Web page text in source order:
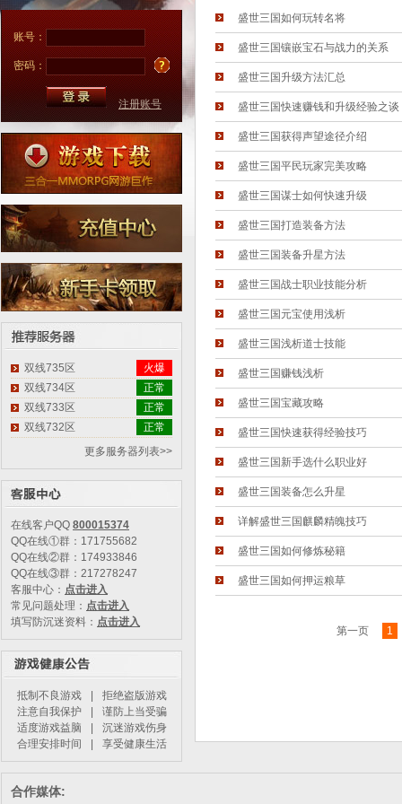
账号：
密码：
注册账号
火爆
双线735区
正常
双线734区
正常
双线733区
正常
双线732区
更多服务器列表>>
在线客户QQ 800015374
QQ在线①群：171755682
QQ在线②群：174933846
QQ在线③群：217278247
客服中心： 点击进入
常见问题处理： 点击进入
填写防沉迷资料： 点击进入
抵制不良游戏
拒绝盗版游戏
注意自我保护
谨防上当受骗
适度游戏益脑
沉迷游戏伤身
合理安排时间
享受健康生活
盛世三国如何玩转名将
盛世三国镶嵌宝石与战力的关系
盛世三国升级方法汇总
盛世三国快速赚钱和升级经验之谈
盛世三国获得声望途径介绍
盛世三国平民玩家完美攻略
盛世三国谋士如何快速升级
盛世三国打造装备方法
盛世三国装备升星方法
盛世三国战士职业技能分析
盛世三国元宝使用浅析
盛世三国浅析道士技能
盛世三国赚钱浅析
盛世三国宝藏攻略
盛世三国快速获得经验技巧
盛世三国新手选什么职业好
盛世三国装备怎么升星
详解盛世三国麒麟精魄技巧
盛世三国如何修炼秘籍
盛世三国如何押运粮草
第一页 1
合作媒体: